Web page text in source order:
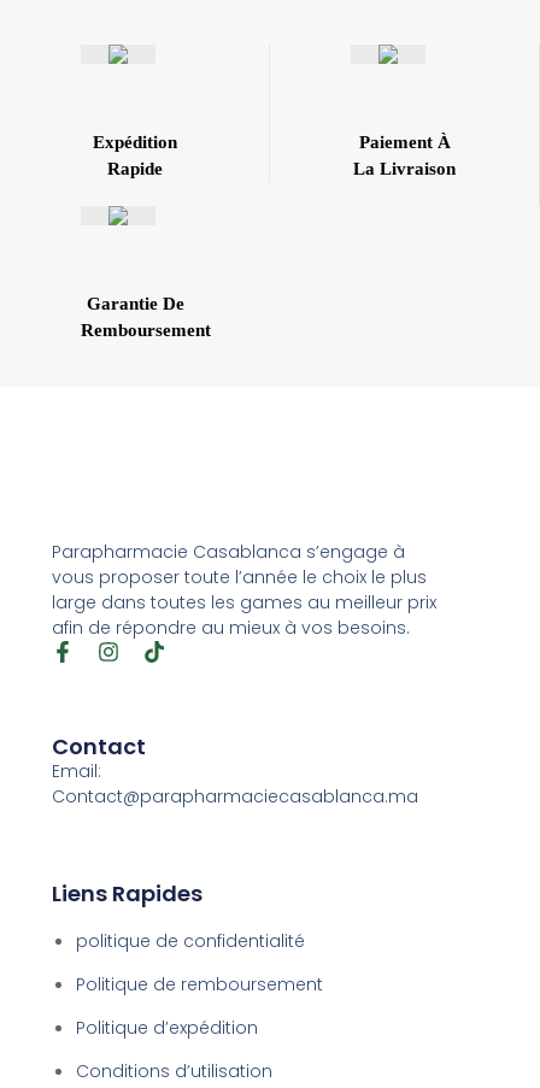
Paiement À
La Livraison
Expédition
Rapide
Garantie De
Remboursement
Parapharmacie Casablanca s’engage à
vous proposer toute l’année le choix le plus
large dans toutes les games au meilleur prix
afin de répondre au mieux à vos besoins.
Contact
Email:
Contact@parapharmaciecasablanca.ma
Liens Rapides
politique de confidentialité
Politique de remboursement
Politique d’expédition
Conditions d’utilisation